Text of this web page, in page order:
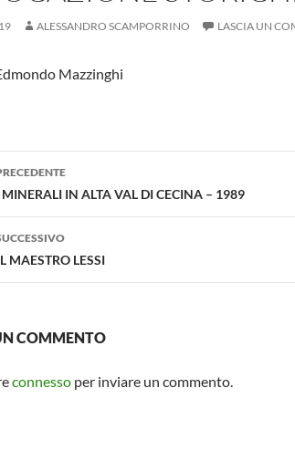
ALESSANDRO SCAMPORRINO LASCIA UN
Mazzinghi
MINERALI IN ALTA VAL DI CECINA – 1989
MAESTRO LESSI
COMMENTO
connesso per inviare un commento.